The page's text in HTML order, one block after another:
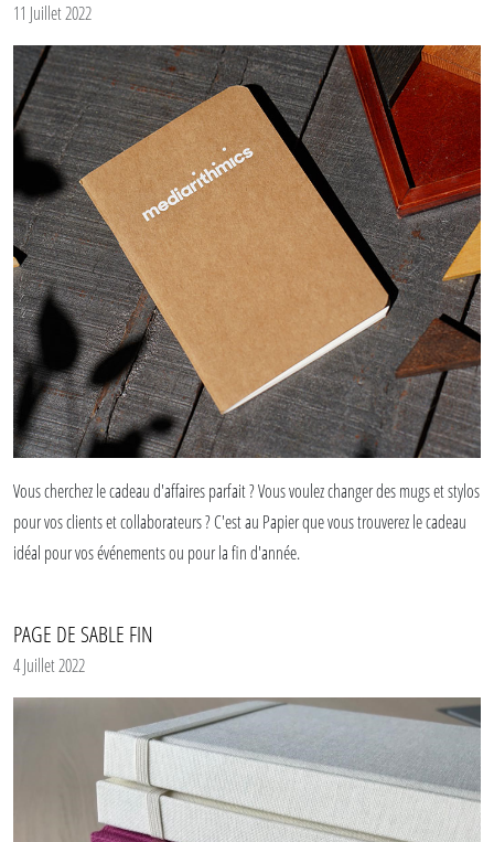
11 Juillet 2022
Vous cherchez le cadeau d'affaires parfait ? Vous voulez changer des mugs et stylos
pour vos clients et collaborateurs ? C'est au Papier que vous trouverez le cadeau
idéal pour vos événements ou pour la fin d'année.
est faite main. Le Père Noël existe.
PAGE DE SABLE FIN
4 Juillet 2022